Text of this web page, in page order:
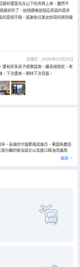
最好還是先在山下吃完再上來，雖然不
最好的了，這個價格這個品質真的是非
的是很不錯，感謝各位美女帥哥的周到服
評價於：2026年02月25日
還有好多孩子遊樂設施，離長城很近，老
，下次還來。期待下次見面。
。長城的守護累積成歲月，果園與農田
分離的衞浴設計以及進口精油洗護用
粹。擁有60畝農耕蔬果體驗區，有氧松
展開